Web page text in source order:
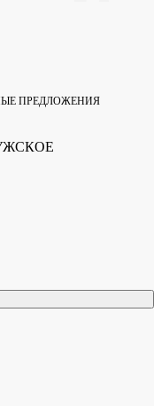
ПРЕДЛОЖЕНИЯ